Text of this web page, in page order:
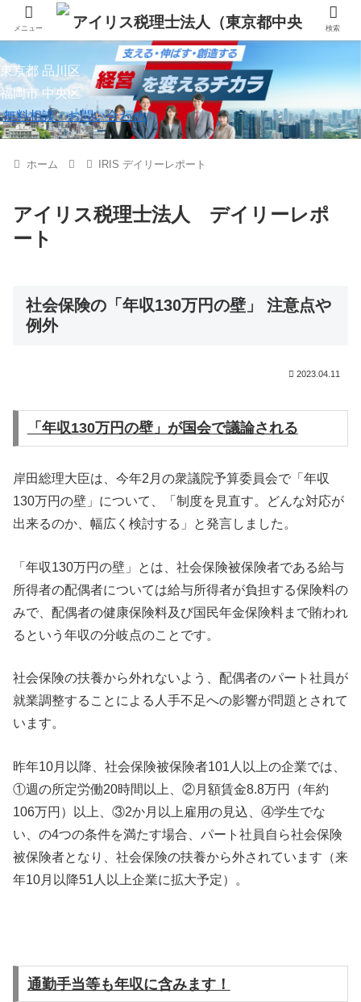
東京都 品川区
福岡市 中央区
無料相談・お問い合わせ
ホーム IRIS デイリーレポート
アイリス税理士法人 デイリーレポ
ート
社会保険の「年収130万円の壁」 注意点や
例外
2023.04.11
「年収130万円の壁」が国会で議論される
岸田総理大臣は、今年2月の衆議院予算委員会で「年収
130万円の壁」について、「制度を見直す。どんな対応が
出来るのか、幅広く検討する」と発言しました。
「年収130万円の壁」とは、社会保険被保険者である給与
所得者の配偶者については給与所得者が負担する保険料の
みで、配偶者の健康保険料及び国民年金保険料まで賄われ
るという年収の分岐点のことです。
社会保険の扶養から外れないよう、配偶者のパート社員が
就業調整することによる人手不足への影響が問題とされて
います。
昨年10月以降、社会保険被保険者101人以上の企業では、
①週の所定労働20時間以上、②月額賃金8.8万円（年約
106万円）以上、③2か月以上雇用の見込、④学生でな
い、の4つの条件を満たす場合、パート社員自ら社会保険
被保険者となり、社会保険の扶養から外されています（来
年10月以降51人以上企業に拡大予定）。
通勤手当等も年収に含みます！
メニュー 検索